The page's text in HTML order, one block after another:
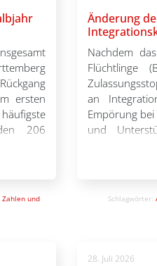
ersten
206
sich
Zahlen und
Änderung
Nachdem
Flüchtlinge
an
Empörung
und
lockerte die
Schlagwörter:
28. Juli 2026